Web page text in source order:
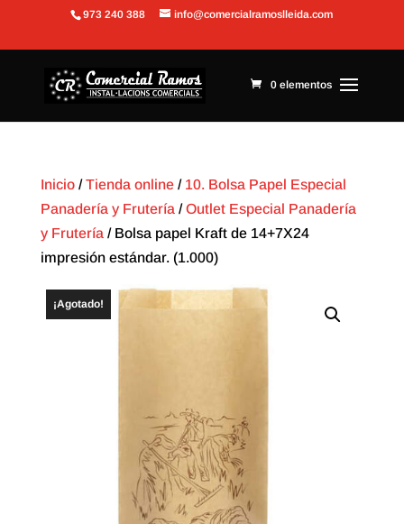
Abrir barra de herramientas
973 240 388 info@comercialramoslleida.com
0 elementos
Inicio/Tienda online/ 10. Bolsa Papel Especial
Panadería y Frutería /Outlet Especial Panadería
y Frutería / Bolsa papel Kraft de 14+7X24
impresión estándar. (1.000)
¡Agotado!